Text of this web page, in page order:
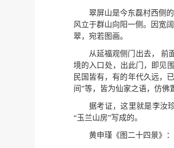
翠屏山是今东磊村西侧
风立于群山向阳一侧。因宽
翠，宛若图画。
从延福观侧门出去， 前
境的入口处，出此门，即见
民国皆有，有的年代久远，
间”等，皆为仙家之语，仿佛
据考证，这里就是李汝
“玉兰山房”写成的。
黄申瑾《图二十四景》